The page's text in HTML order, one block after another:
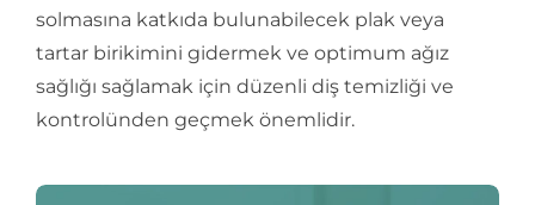
solmasına katkıda bulunabilecek plak veya
tartar birikimini gidermek ve optimum ağız
sağlığı sağlamak için düzenli diş temizliği ve
kontrolünden geçmek önemlidir.